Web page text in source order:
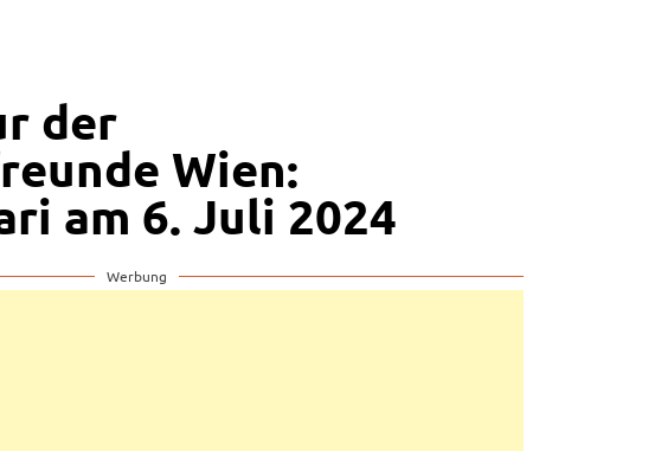
der
Wien:
am 6. Juli 2024
Werbung